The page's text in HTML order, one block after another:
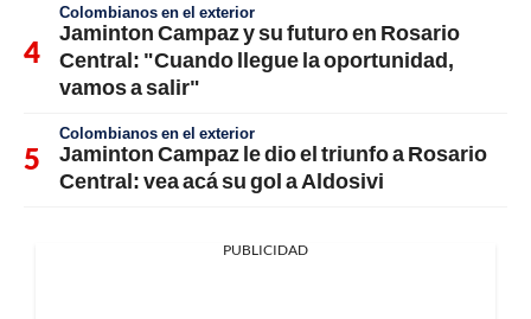
Colombianos en el exterior
Jaminton Campaz y su futuro en Rosario
Central: "Cuando llegue la oportunidad,
vamos a salir"
Colombianos en el exterior
Jaminton Campaz le dio el triunfo a Rosario
Central: vea acá su gol a Aldosivi
PUBLICIDAD